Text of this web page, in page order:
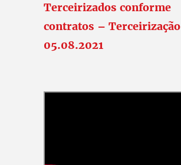
Terceirizados conforme
contratos – Terceirização
05.08.2021